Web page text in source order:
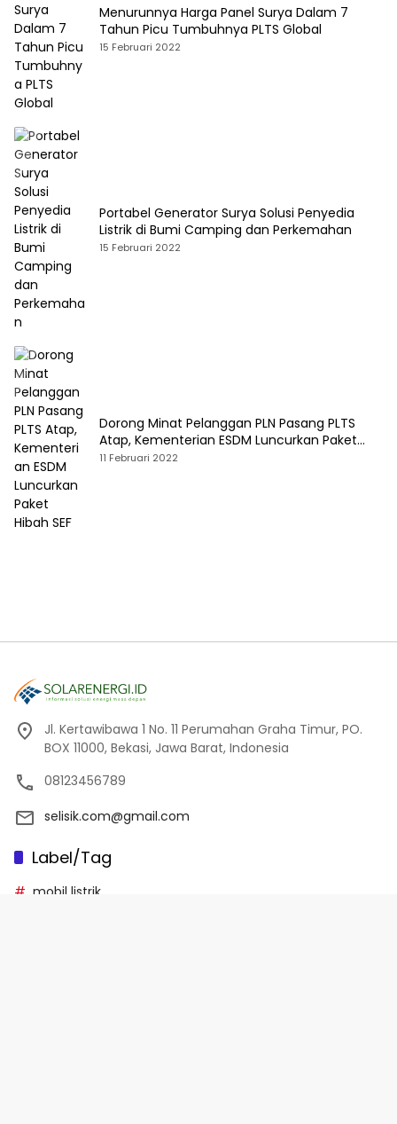
Menurunnya Harga Panel Surya Dalam 7
Tahun Picu Tumbuhnya PLTS Global
15 Februari 2022
Portabel Generator Surya Solusi Penyedia
Listrik di Bumi Camping dan Perkemahan
15 Februari 2022
Dorong Minat Pelanggan PLN Pasang PLTS
Atap, Kementerian ESDM Luncurkan Paket
Hibah SEF
11 Februari 2022
Jl. Kertawibawa 1 No. 11 Perumahan Graha Timur, PO.
BOX 11000, Bekasi, Jawa Barat, Indonesia
08123456789
selisik.com@gmail.com
Label/Tag
mobil listrik